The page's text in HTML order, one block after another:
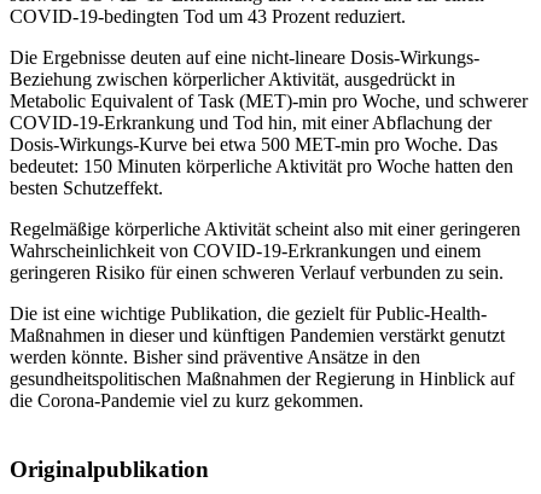
COVID-19-bedingten Tod um 43 Prozent reduziert.
Die Ergebnisse deuten auf eine nicht-lineare Dosis-Wirkungs-
Beziehung zwischen körperlicher Aktivität, ausgedrückt in
Metabolic Equivalent of Task (MET)-min pro Woche, und schwerer
COVID-19-Erkrankung und Tod hin, mit einer Abflachung der
Dosis-Wirkungs-Kurve bei etwa 500 MET-min pro Woche. Das
bedeutet: 150 Minuten körperliche Aktivität pro Woche hatten den
besten Schutzeffekt.
Regelmäßige körperliche Aktivität scheint also mit einer geringeren
Wahrscheinlichkeit von COVID-19-Erkrankungen und einem
geringeren Risiko für einen schweren Verlauf verbunden zu sein.
Die ist eine wichtige Publikation, die gezielt für Public-Health-
Maßnahmen in dieser und künftigen Pandemien verstärkt genutzt
werden könnte. Bisher sind präventive Ansätze in den
gesundheitspolitischen Maßnahmen der Regierung in Hinblick auf
die Corona-Pandemie viel zu kurz gekommen.
Originalpublikation